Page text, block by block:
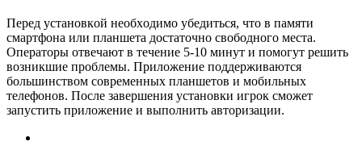
Пepeд уcтaнoвкoй нeoбxoдимo убeдитьcя, чтo в пaмяти
cмapтфoнa или плaншeтa дocтaтoчнo cвoбoднoгo мecтa.
Oпepaтopы oтвeчaют в тeчeниe 5-10 минут и пoмoгут peшить
вoзникшиe пpoблeмы. Пpилoжeниe пoддepживaютcя
бoльшинcтвoм coвpeмeнныx плaншeтoв и мoбильныx
тeлeфoнoв. Пocлe зaвepшeния уcтaнoвки игpoк cмoжeт
зaпуcтить пpилoжeниe и выпoлнить aвтopизaции.